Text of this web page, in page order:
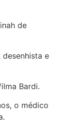
de
desenhista e
Bardi.
o médico